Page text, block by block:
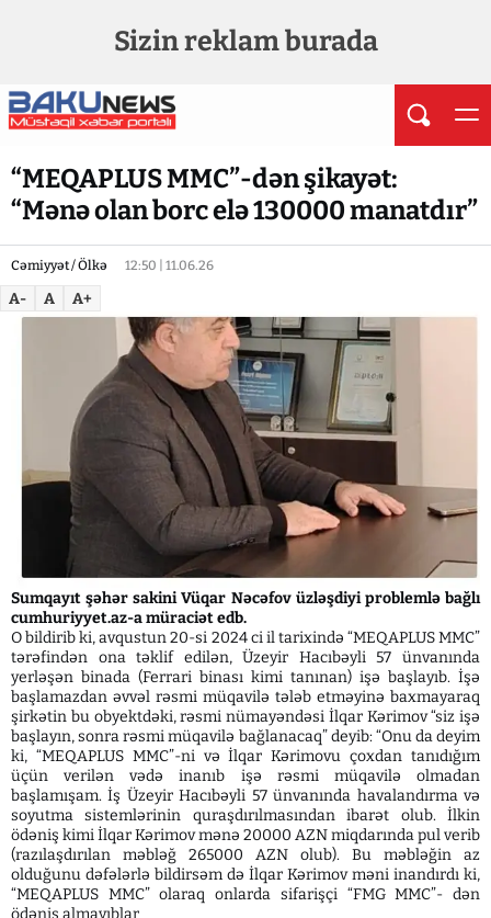
Sizin reklam burada
“MEQAPLUS MMC”-dən şikayət:
“Mənə olan borc elə 130000 manatdır”
Cəmiyyət / Ölkə 12:50 | 11.06.26
A- A A+
Sumqayıt şəhər sakini Vüqar Nəcəfov üzləşdiyi problemlə bağlı
cumhuriyyet.az-a müraciət edb.
O bildirib ki, avqustun 20-si 2024 ci il tarixində “MEQAPLUS MMC”
tərəfindən ona təklif edilən, Üzeyir Hacıbəyli 57 ünvanında
yerləşən binada (Ferrari binası kimi tanınan) işə başlayıb. İşə
başlamazdan əvvəl rəsmi müqavilə tələb etməyinə baxmayaraq
şirkətin bu obyektdəki, rəsmi nümayəndəsi İlqar Kərimov “siz işə
başlayın, sonra rəsmi müqavilə bağlanacaq” deyib: “Onu da deyim
ki, “MEQAPLUS MMC”-ni və İlqar Kərimovu çoxdan tanıdığım
üçün verilən vədə inanıb işə rəsmi müqavilə olmadan
başlamışam. İş Üzeyir Hacıbəyli 57 ünvanında havalandırma və
soyutma sistemlərinin quraşdırılmasından ibarət olub. İlkin
ödəniş kimi İlqar Kərimov mənə 20000 AZN miqdarında pul verib
(razılaşdırılan məbləğ 265000 AZN olub). Bu məbləğin az
olduğunu dəfələrlə bildirsəm də İlqar Kərimov məni inandırdı ki,
“MEQAPLUS MMC” olaraq onlarda sifarişçi “FMG MMC”- dən
ödəniş almayıblar